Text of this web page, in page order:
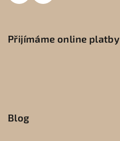
Přijímáme online platby
Blog